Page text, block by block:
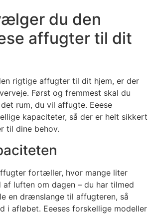
du den
affugter til dit
rigtige affugter til dit hjem, er der
Først og fremmest skal du
rum, du vil affugte. Eeese
kapaciteter, så der er helt sikkert
til dine behov.
fortæller, hvor mange liter
luften om dagen – du har tilmed
en drænslange til affugteren, så
i afløbet. Eeeses forskellige modeller